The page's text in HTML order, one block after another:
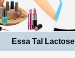
Essa Tal Lactose